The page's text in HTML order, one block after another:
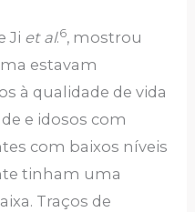
Ji et al.6, mostrou
estavam
à qualidade de vida
e idosos com
com baixos níveis
tinham uma
Traços de